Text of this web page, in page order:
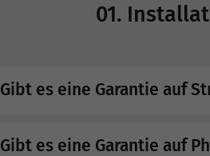
01.
Gibt es eine Garantie auf
Gibt es eine Garantie auf